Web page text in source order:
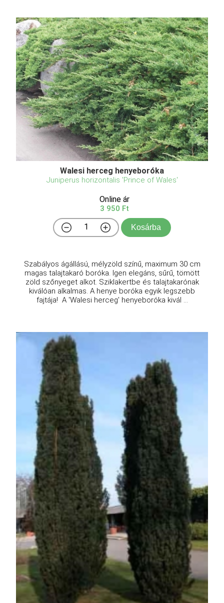
Walesi herceg henyeboróka
Juniperus horizontalis 'Prince of Wales'
Online ár
3 950 Ft
Kosárba
Szabályos ágállású, mélyzöld színű, maximum 30 cm
magas talajtakaró boróka. Igen elegáns, sűrű, tömött
zöld szőnyeget alkot. Sziklakertbe és talajtakarónak
kiválóan alkalmas. A henye boróka egyik legszebb
fajtája! A 'Walesi herceg' henyeboróka kivál ...